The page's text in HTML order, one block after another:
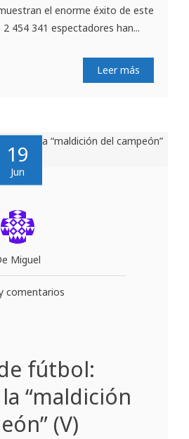
el enorme éxito de este
454 341 espectadores han...
Leer más
19
Jun
Miguel
comentarios
fútbol:
“maldición
(V)